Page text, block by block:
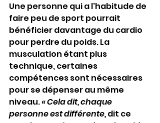
Une personne qui a l'habitude de
faire peu de sport pourrait
bénéficier davantage du cardio
pour perdre du poids. La
musculation étant plus
technique, certaines
compétences sont nécessaires
pour se dépenser au même
niveau. « Cela dit, chaque
personne est différente, dit ce